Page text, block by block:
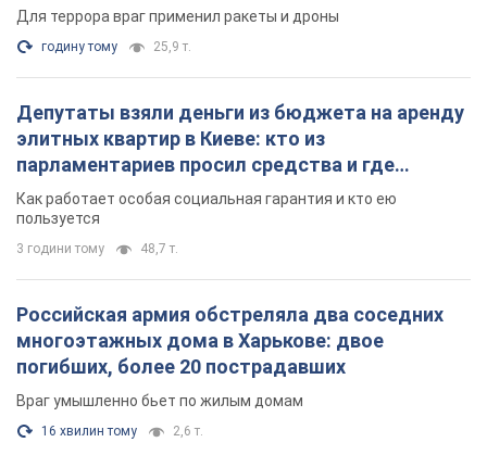
Российская армия обстреляла два соседних
многоэтажных дома в Харькове: двое
погибших, более 20 пострадавших
Враг умышленно бьет по жилым домам
16 хвилин тому 2,6 т.